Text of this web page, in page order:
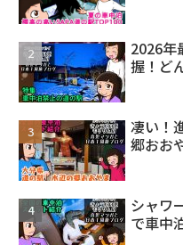
2026年
握！ど
凄い！
郷おお
シャワ
で車中